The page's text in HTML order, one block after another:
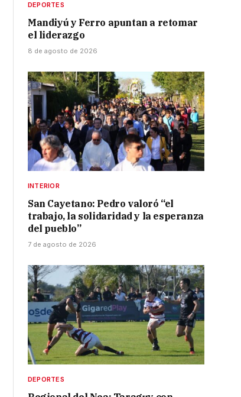
DEPORTES
Mandiyú y Ferro apuntan a retomar
el liderazgo
8 de agosto de 2026
INTERIOR
San Cayetano: Pedro valoró “el
trabajo, la solidaridad y la esperanza
del pueblo”
7 de agosto de 2026
DEPORTES